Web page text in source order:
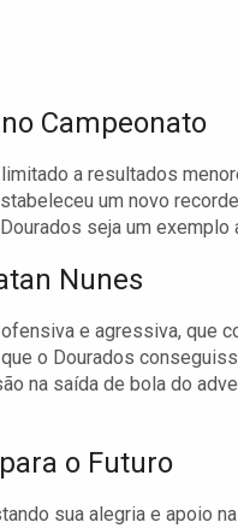
Campeonato
a resultados
um novo
seja um
Nunes
e agressiva, que
o Dourados
na saída de bola do
o Futuro
sua alegria e apoio